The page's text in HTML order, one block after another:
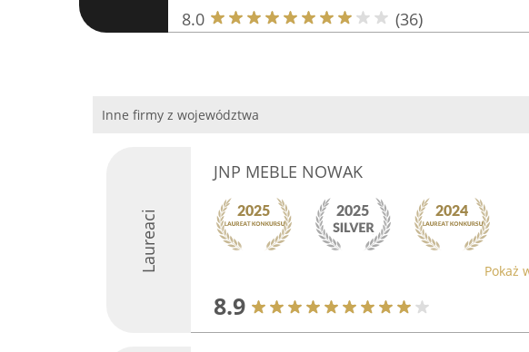
8.0 (36)
Inne firmy z województwa
Laureaci
JNP MEBLE NOWAK
Pokaż
8.9